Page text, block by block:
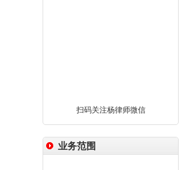
扫码关注杨律师微信
业务范围